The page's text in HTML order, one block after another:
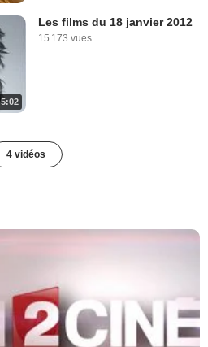
5:02
Les films du 18 janvier 2012
15 173 vues
4 vidéos